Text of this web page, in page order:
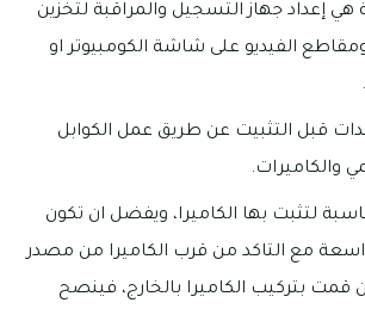
هي إعداد جهاز التسجيل والمراقبة لتخزين
الفيديو على شاشة الكومبيوتر او
قبل التثبيت عن طريق عمل الكوابل
والكاميرات.
لتثبت بها الكاميرا، ويفضل ان تكون
مع التاكد من قرب الكاميرا من مصدر
قمت بتركيب الكاميرا بالخارج، فينصح